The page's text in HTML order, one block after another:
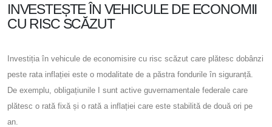
INVESTEȘTE ÎN VEHICULE DE ECONOMII
CU RISC SCĂZUT
Investiția în vehicule de economisire cu risc scăzut care plătesc dobânzi
peste rata inflației este o modalitate de a păstra fondurile în siguranță.
De exemplu, obligațiunile I sunt active guvernamentale federale care
plătesc o rată fixă ​​și o rată a inflației care este stabilită de două ori pe
an.